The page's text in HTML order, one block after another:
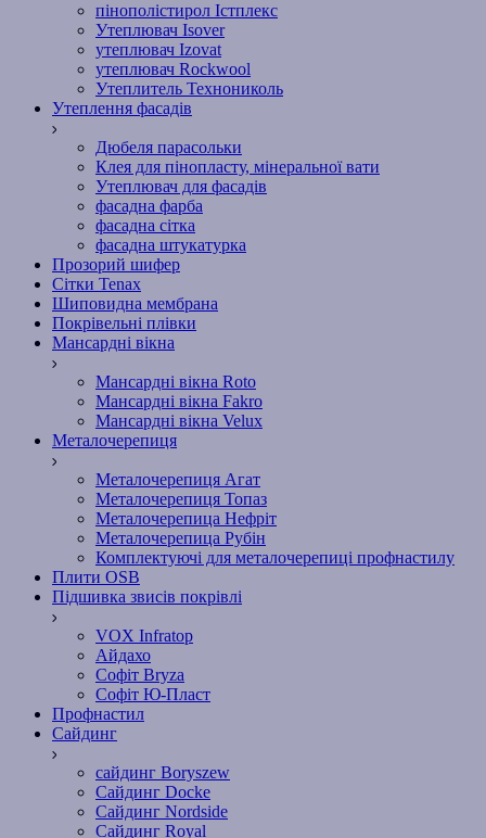
пінополістирол Істплекс
Утеплювач Isover
утеплювач Izovat
утеплювач Rockwool
Утеплитель Технониколь
Утеплення фасадів
Дюбеля парасольки
Клея для пінопласту, мінеральної вати
Утеплювач для фасадів
фасадна фарба
фасадна сітка
фасадна штукатурка
Прозорий шифер
Сітки Tenax
Шиповидна мембрана
Покрівельні плівки
Мансардні вікна
Мансардні вікна Roto
Мансардні вікна Fakro
Мансардні вікна Velux
Металочерепиця
Металочерепиця Агат
Металочерепиця Топаз
Металочерепица Нефріт
Металочерепица Рубін
Комплектуючі для металочерепиці профнастилу
Плити OSB
Підшивка звисів покрівлі
VOX Infratop
Айдахо
Софiт Bryza
Софiт Ю-Пласт
Профнастил
Сайдинг
сайдинг Boryszew
Сайдинг Docke
Сайдинг Nordside
Сайдинг Royal